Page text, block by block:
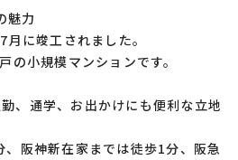
魅力
に竣工されました。
の小規模マンションです。
、通学、お出かけにも便利な立地
阪神新在家までは徒歩1分、阪急